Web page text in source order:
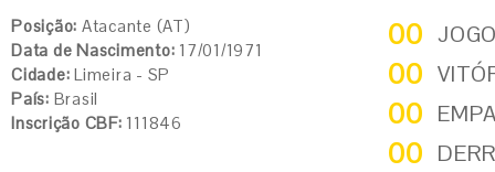
Posição: Atacante (AT)
Data de Nascimento: 17/01/1971
Cidade: Limeira - SP
País: Brasil
Inscrição CBF: 111846
00
00
00
00